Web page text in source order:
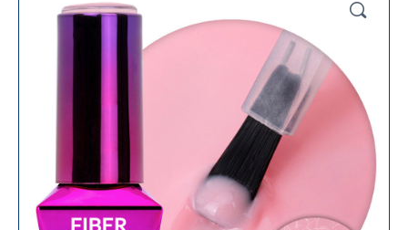
🔍